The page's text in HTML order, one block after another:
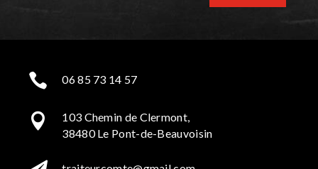
 06 85 73 14 57

103 Chemin de Clermont,
38480 Le Pont-de-Beauvoisin